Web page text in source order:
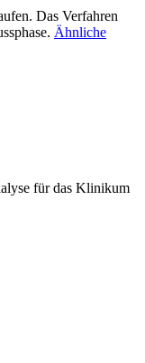
Das Verfahren
Ähnliche
für das Klinikum